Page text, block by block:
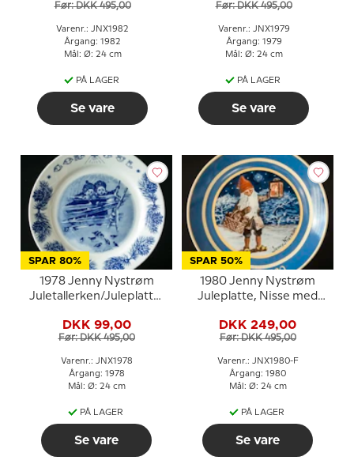
Før: DKK 495,00
Varenr.: JNX1982
Årgang: 1982
Mål: Ø: 24 cm
PÅ LAGER
Se vare
Før: DKK 495,00
Varenr.: JNX1979
Årgang: 1979
Mål: Ø: 24 cm
PÅ LAGER
Se vare
SPAR 80%
1978 Jenny Nystrøm
Juletallerken/Juleplatte,
DKK 99,00
Før: DKK 495,00
Varenr.: JNX1978
Årgang: 1978
Mål: Ø: 24 cm
PÅ LAGER
Se vare
SPAR 50%
1980 Jenny Nystrøm
Juleplatte, Nisse med
DKK 249,00
Før: DKK 495,00
Varenr.: JNX1980-F
Årgang: 1980
Mål: Ø: 24 cm
PÅ LAGER
Se vare